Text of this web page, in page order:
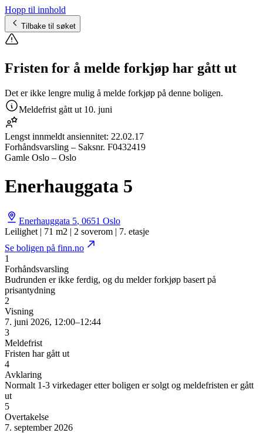
Hopp til innhold
Tilbake til søket
Fristen for å melde forkjøp har gått ut
Det er ikke lengre mulig å melde forkjøp på denne boligen.
Meldefrist gått ut 10. juni
Lengst innmeldt ansiennitet: 22.02.17
Forhåndsvarsling – Saksnr. F0432419
Gamle Oslo – Oslo
Enerhauggata 5
Enerhauggata 5, 0651 Oslo
Leilighet | 71 m2 | 2 soverom | 7. etasje
Se boligen på finn.no
1
Forhåndsvarsling
Budrunden er ikke ferdig, og du melder forkjøp basert på
prisantydning
2
Visning
7. juni 2026, 12:00–12:44
3
Meldefrist
Fristen har gått ut
4
Avklaring
Normalt 1-3 virkedager etter boligen er solgt og meldefristen er gått
ut
5
Overtakelse
7. september 2026